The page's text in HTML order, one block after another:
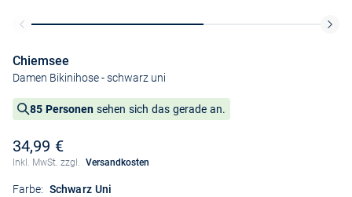
Chiemsee
Damen Bikinihose- schwarz uni
85 Personen sehen sich das gerade an.
34,99 €
Inkl. MwSt. zzgl. Versandkosten
Farbe: Schwarz Uni